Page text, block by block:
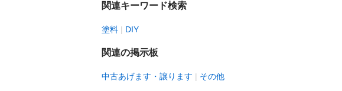
関連キーワード検索
塗料 DIY
関連の掲示板
中古あげます・譲ります その他